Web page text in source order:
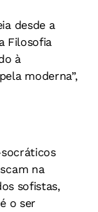
desde a
Filosofia
à
moderna”,
na
sofistas,
o ser